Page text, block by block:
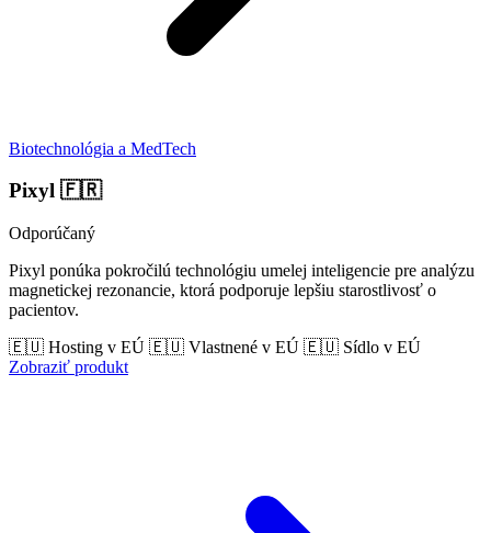
Biotechnológia a MedTech
Pixyl 🇫🇷
Odporúčaný
Pixyl ponúka pokročilú technológiu umelej inteligencie pre analýzu
magnetickej rezonancie, ktorá podporuje lepšiu starostlivosť o
pacientov.
🇪🇺 Hosting v EÚ 🇪🇺 Vlastnené v EÚ 🇪🇺 Sídlo v EÚ
Zobraziť produkt